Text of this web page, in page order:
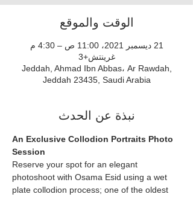
الوقت والموقع
21 ديسمبر 2021، 11:00 ص – 4:30 م
غرينتش+3
Jeddah, Ahmad Ibn Abbas، Ar Rawdah,
Jeddah 23435, Saudi Arabia
نبذة عن الحدث
An Exclusive Collodion Portraits Photo
Session
Reserve your spot for an elegant
photoshoot with Osama Esid using a wet
plate collodion process; one of the oldest